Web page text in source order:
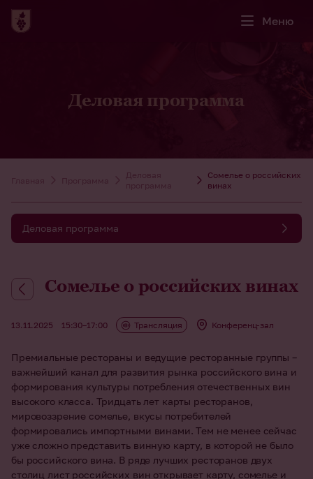
Меню
Деловая программа
Главная Программа
Деловая
программа
Сомелье о российских
винах
Деловая программа
Сомелье о российских винах
13.11.2025 15:30–17:00 Конференц-зал
Трансляция
Премиальные рестораны и ведущие ресторанные группы –
важнейший канал для развития рынка российского вина и
формирования культуры потребления отечественных вин
высокого класса. Тридцать лет карты ресторанов,
мировоззрение сомелье, вкусы потребителей
формировались импортными винами. Тем не менее сейчас
уже сложно представить винную карту, в которой не было
бы российского вина. В ряде лучших ресторанов двух
столиц лист российских вин открывает карту, сомелье и